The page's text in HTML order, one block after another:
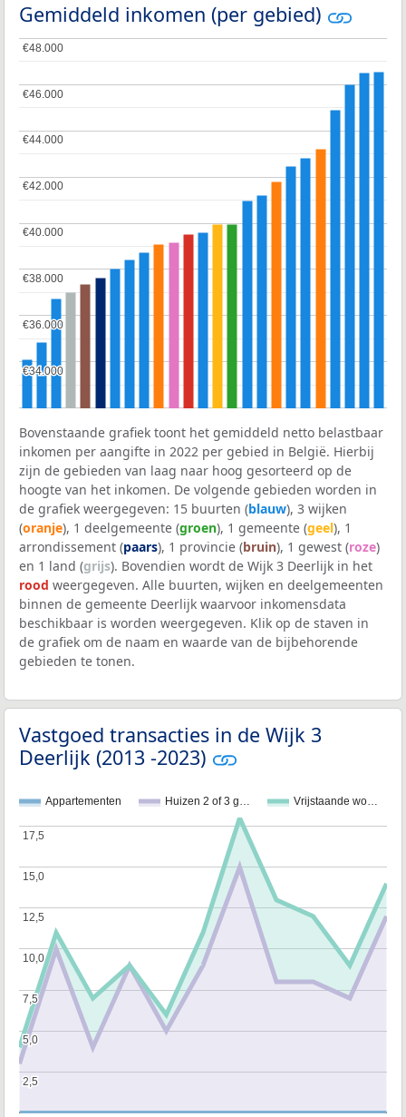
Gemiddeld inkomen (per gebied)
€34.000
€34.000
€36.000
€36.000
€38.000
€38.000
€40.000
€40.000
€42.000
€42.000
€44.000
€44.000
€46.000
€46.000
€48.000
€48.000
Bovenstaande grafiek toont het gemiddeld netto belastbaar
inkomen per aangifte in 2022 per gebied in België. Hierbij
zijn de gebieden van laag naar hoog gesorteerd op de
hoogte van het inkomen. De volgende gebieden worden in
de grafiek weergegeven: 15 buurten (blauw), 3 wijken
(oranje), 1 deelgemeente (groen), 1 gemeente (geel), 1
arrondissement (paars), 1 provincie (bruin), 1 gewest (roze)
en 1 land (grijs). Bovendien wordt de Wijk 3 Deerlijk in het
rood weergegeven. Alle buurten, wijken en deelgemeenten
binnen de gemeente Deerlijk waarvoor inkomensdata
beschikbaar is worden weergegeven. Klik op de staven in
de grafiek om de naam en waarde van de bijbehorende
gebieden te tonen.
Vastgoed transacties in de Wijk 3
Deerlijk (2013 -2023)
Appartementen Huizen 2 of 3 g… Vrijstaande wo…
2,5
2,5
5,0
5,0
7,5
7,5
10,0
10,0
12,5
12,5
15,0
15,0
17,5
17,5